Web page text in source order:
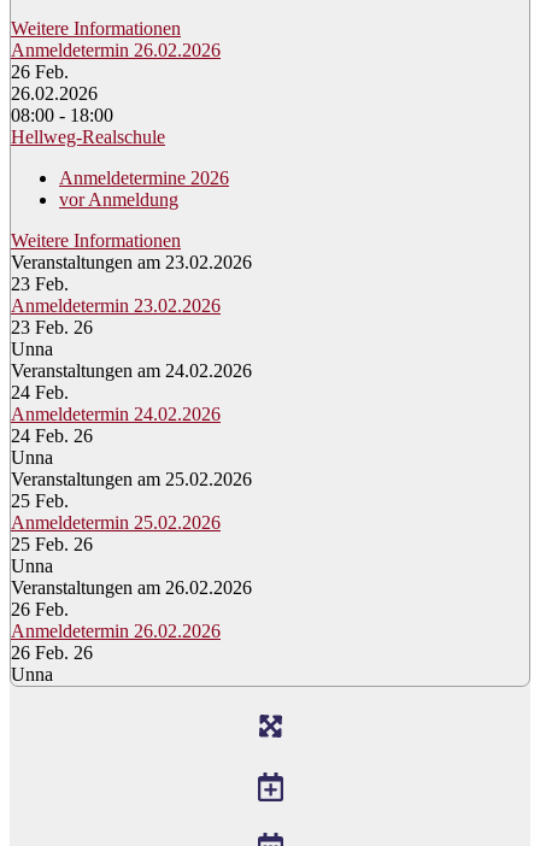
Weitere Informationen
Anmeldetermin 26.02.2026
26 Feb.
26.02.2026
08:00 - 18:00
Hellweg-Realschule
Anmeldetermine 2026
vor Anmeldung
Weitere Informationen
Veranstaltungen am 23.02.2026
23 Feb.
Anmeldetermin 23.02.2026
23 Feb. 26
Unna
Veranstaltungen am 24.02.2026
24 Feb.
Anmeldetermin 24.02.2026
24 Feb. 26
Unna
Veranstaltungen am 25.02.2026
25 Feb.
Anmeldetermin 25.02.2026
25 Feb. 26
Unna
Veranstaltungen am 26.02.2026
26 Feb.
Anmeldetermin 26.02.2026
26 Feb. 26
Unna